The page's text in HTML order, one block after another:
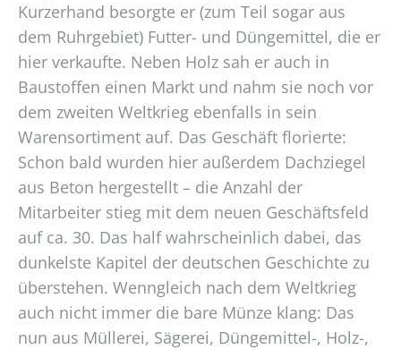
Kurzerhand besorgte er (zum Teil sogar aus
dem Ruhrgebiet) Futter- und Düngemittel, die er
hier verkaufte. Neben Holz sah er auch in
Baustoffen einen Markt und nahm sie noch vor
dem zweiten Weltkrieg ebenfalls in sein
Warensortiment auf. Das Geschäft florierte:
Schon bald wurden hier außerdem Dachziegel
aus Beton hergestellt – die Anzahl der
Mitarbeiter stieg mit dem neuen Geschäftsfeld
auf ca. 30. Das half wahrscheinlich dabei, das
dunkelste Kapitel der deutschen Geschichte zu
überstehen. Wenngleich nach dem Weltkrieg
auch nicht immer die bare Münze klang: Das
nun aus Müllerei, Sägerei, Düngemittel-, Holz-,